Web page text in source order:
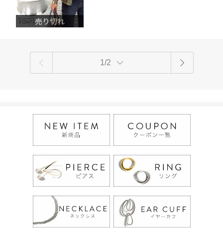
1/2